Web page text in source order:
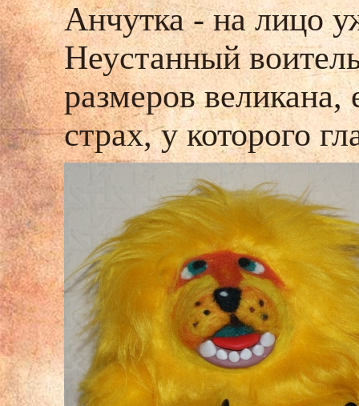
Анчутка - на лицо
Неустанный
размеров
страх, у которого